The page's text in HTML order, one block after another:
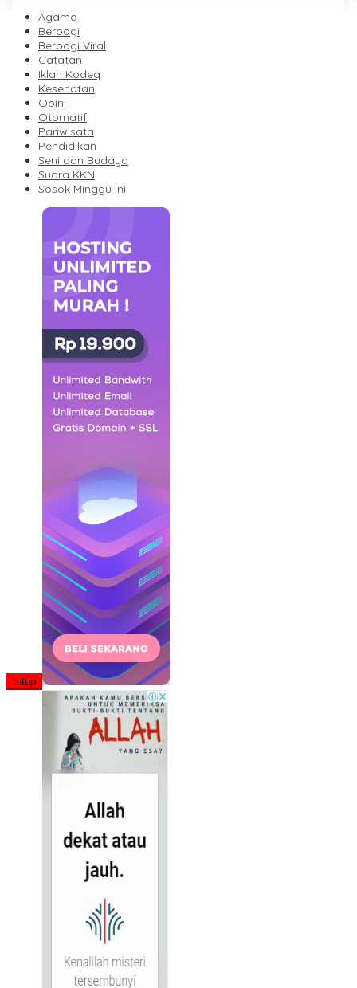
Agama
Berbagi
Berbagi Viral
Catatan
Iklan Kodeq
Kesehatan
Opini
Otomatif
Pariwisata
Pendidikan
Seni dan Budaya
Suara KKN
Sosok Minggu Ini
tutup